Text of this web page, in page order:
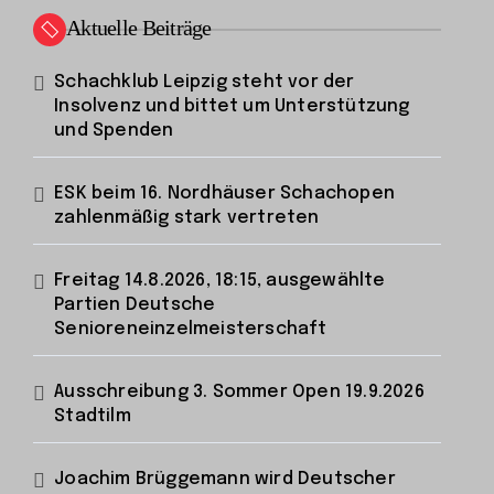
Aktuelle Beiträge
Schachklub Leipzig steht vor der
Insolvenz und bittet um Unterstützung
und Spenden
ESK beim 16. Nordhäuser Schachopen
zahlenmäßig stark vertreten
Freitag 14.8.2026, 18:15, ausgewählte
Partien Deutsche
Senioreneinzelmeisterschaft
Ausschreibung 3. Sommer Open 19.9.2026
Stadtilm
Joachim Brüggemann wird Deutscher